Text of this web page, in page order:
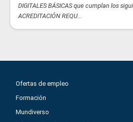
DIGITALES BÁSICAS que cumplan los
ACREDITACIÓN REQU...
Ofertas de empleo
Formación
Mundiverso